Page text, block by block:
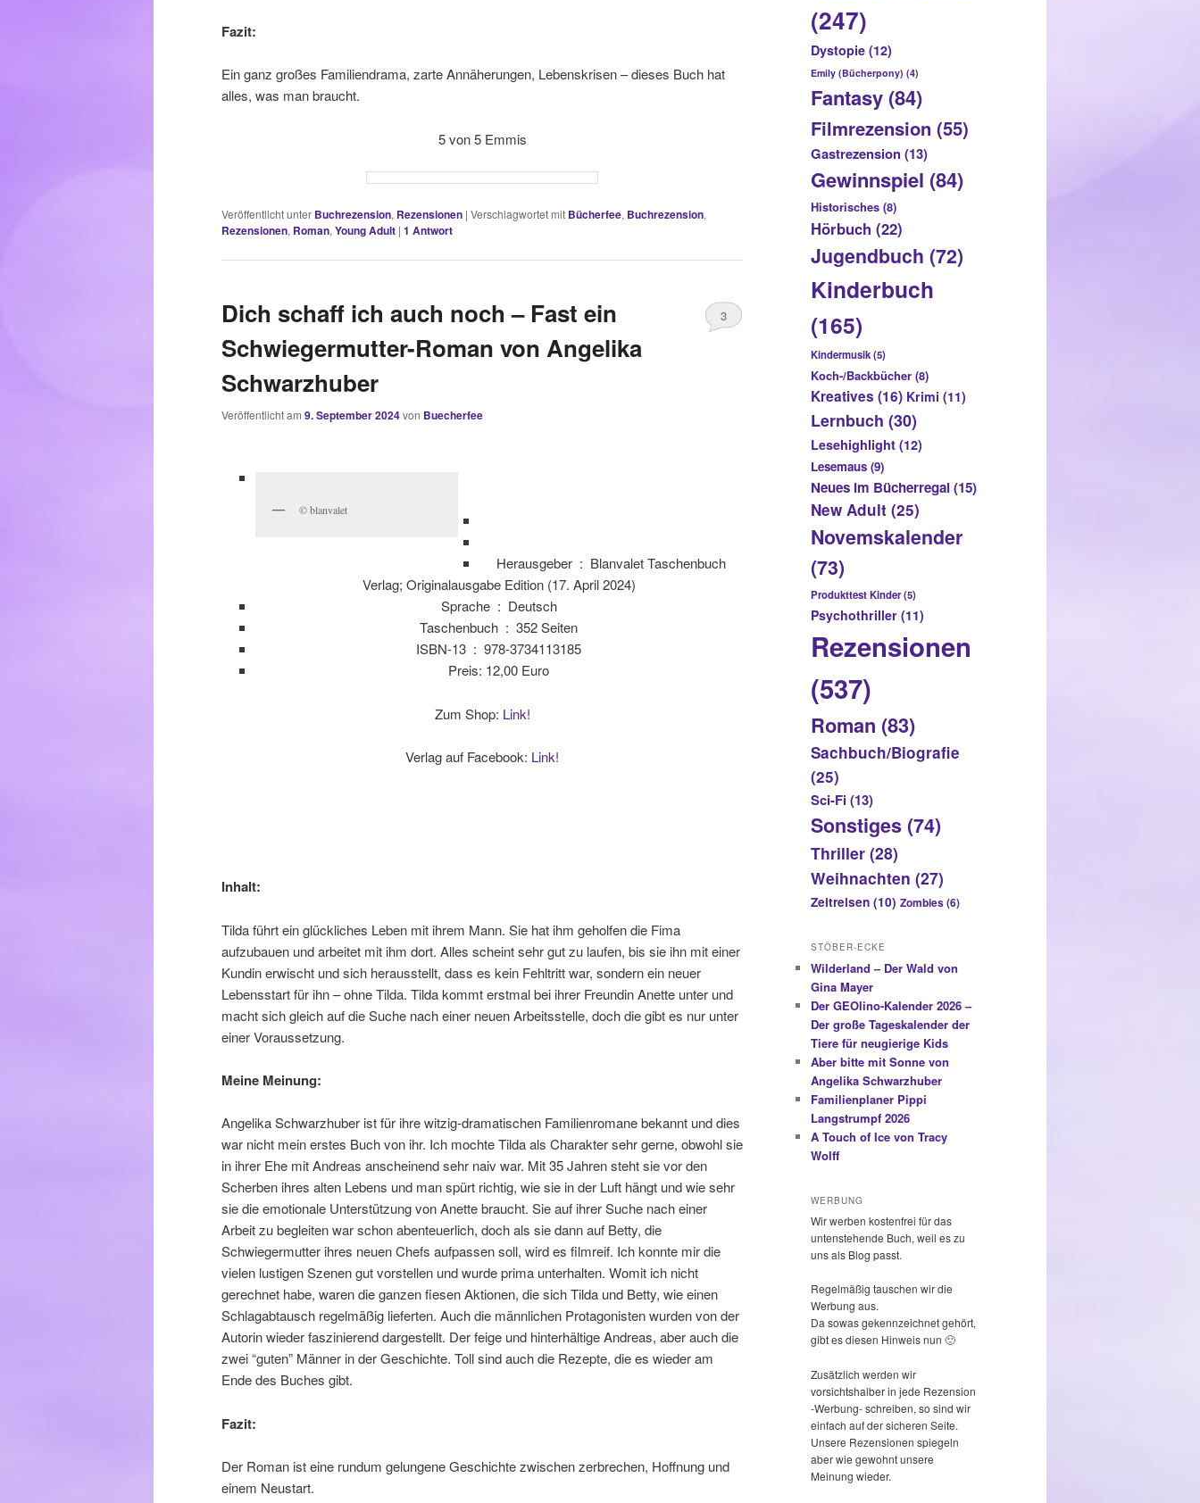
Fazit:
Ein ganz großes Familiendrama, zarte Annäherungen, Lebenskrisen – dieses Buch hat
alles, was man braucht.
5 von 5 Emmis
Veröffentlicht unter Buchrezension, Rezensionen | Verschlagwortet mit Bücherfee, Buchrezension,
Rezensionen, Roman, Young Adult | 1 Antwort
Dich schaff ich auch noch – Fast ein
Schwiegermutter-Roman von Angelika
Schwarzhuber
Veröffentlicht am 9. September 2024von Buecherfee
3
© blanvalet
Herausgeber ‏ : ‎ Blanvalet Taschenbuch
Verlag; Originalausgabe Edition (17. April 2024)
Sprache ‏ : ‎ Deutsch
Taschenbuch ‏ : ‎352 Seiten
ISBN-13 ‏ : ‎978-3734113185
Preis: 12,00 Euro
Zum Shop: Link!
Verlag auf Facebook: Link!
Inhalt:
Tilda führt ein glückliches Leben mit ihrem Mann. Sie hat ihm geholfen die Fima
aufzubauen und arbeitet mit ihm dort. Alles scheint sehr gut zu laufen, bis sie ihn mit einer
Kundin erwischt und sich herausstellt, dass es kein Fehltritt war, sondern ein neuer
Lebensstart für ihn – ohne Tilda. Tilda kommt erstmal bei ihrer Freundin Anette unter und
macht sich gleich auf die Suche nach einer neuen Arbeitsstelle, doch die gibt es nur unter
einer Voraussetzung.
Meine Meinung:
Angelika Schwarzhuber ist für ihre witzig-dramatischen Familienromane bekannt und dies
war nicht mein erstes Buch von ihr. Ich mochte Tilda als Charakter sehr gerne, obwohl sie
in ihrer Ehe mit Andreas anscheinend sehr naiv war. Mit 35 Jahren steht sie vor den
Scherben ihres alten Lebens und man spürt richtig, wie sie in der Luft hängt und wie sehr
sie die emotionale Unterstützung von Anette braucht. Sie auf ihrer Suche nach einer
Arbeit zu begleiten war schon abenteuerlich, doch als sie dann auf Betty, die
Schwiegermutter ihres neuen Chefs aufpassen soll, wird es filmreif. Ich konnte mir die
vielen lustigen Szenen gut vorstellen und wurde prima unterhalten. Womit ich nicht
gerechnet habe, waren die ganzen fiesen Aktionen, die sich Tilda und Betty, wie einen
Schlagabtausch regelmäßig lieferten. Auch die männlichen Protagonisten wurden von der
Autorin wieder faszinierend dargestellt. Der feige und hinterhältige Andreas, aber auch die
zwei “guten” Männer in der Geschichte. Toll sind auch die Rezepte, die es wieder am
Ende des Buches gibt.
Fazit:
Der Roman ist eine rundum gelungene Geschichte zwischen zerbrechen, Hoffnung und
einem Neustart.
(247)
Dystopie (12)
Emily (Bücherpony) (4)
Fantasy (84)
Filmrezension (55)
Gastrezension (13)
Gewinnspiel (84)
Historisches (8)
Hörbuch (22)
Jugendbuch (72)
Kinderbuch
(165)
Kindermusik(5)
Koch-/Backbücher (8)
Kreatives (16) Krimi (11)
Lernbuch (30)
Lesehighlight (12)
Lesemaus (9)
Neues im Bücherregal(15)
New Adult (25)
Novemskalender
(73)
Produkttest Kinder(5)
Psychothriller (11)
Rezensionen
(537)
Roman (83)
Sachbuch/Biografie
(25)
Sci-Fi (13)
Sonstiges (74)
Thriller (28)
Weihnachten (27)
Zeitreisen (10) Zombies(6)
STÖBER-ECKE
Wilderland – Der Wald von
Gina Mayer
Der GEOlino-Kalender 2026 –
Der große Tageskalender der
Tiere für neugierige Kids
Aber bitte mit Sonne von
Angelika Schwarzhuber
Familienplaner Pippi
Langstrumpf 2026
A Touch of Ice von Tracy
Wolff
WERBUNG
Wir werben kostenfrei für das
untenstehende Buch, weil es zu
uns als Blog passt.
Regelmäßig tauschen wir die
Werbung aus.
Da sowas gekennzeichnet gehört,
gibt es diesen Hinweis nun 🙂
Zusätzlich werden wir
vorsichtshalber in jede Rezension
-Werbung- schreiben, so sind wir
einfach auf der sicheren Seite.
Unsere Rezensionen spiegeln
aber wie gewohnt unsere
Meinung wieder.